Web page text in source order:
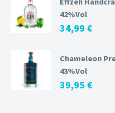
42%Vol
34,99 €
Chameleon
43%Vol
39,95 €